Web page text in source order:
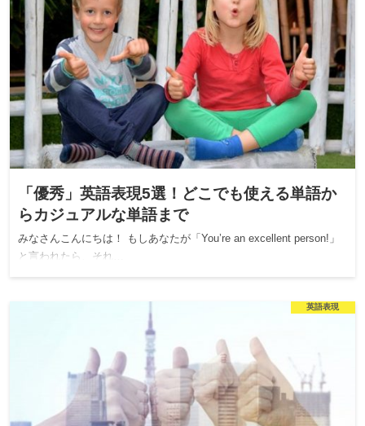
「優秀」英語表現5選！どこでも使える単語か
らカジュアルな単語まで
みなさんこんにちは！ もしあなたが「You’re an excellent person!」
と言われたら、それ…
英語表現